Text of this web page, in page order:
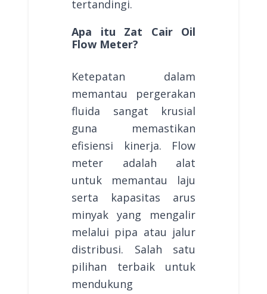
tertandingi.
Apa itu Zat Cair Oil
Flow Meter?
Ketepatan dalam
memantau pergerakan
fluida sangat krusial
guna memastikan
efisiensi kinerja. Flow
meter adalah alat
untuk memantau laju
serta kapasitas arus
minyak yang mengalir
melalui pipa atau jalur
distribusi. Salah satu
pilihan terbaik untuk
mendukung